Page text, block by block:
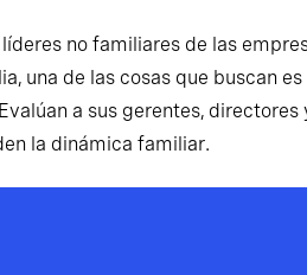
no familiares de las
una de las cosas que buscan
a sus gerentes,
la dinámica familiar.